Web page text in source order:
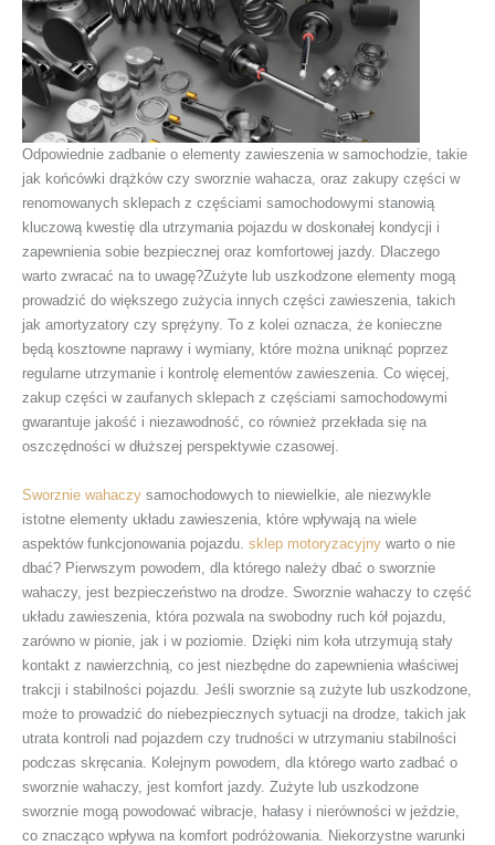
Odpowiednie zadbanie o elementy zawieszenia w samochodzie, takie
jak końcówki drążków czy sworznie wahacza, oraz zakupy części w
renomowanych sklepach z częściami samochodowymi stanowią
kluczową kwestię dla utrzymania pojazdu w doskonałej kondycji i
zapewnienia sobie bezpiecznej oraz komfortowej jazdy. Dlaczego
warto zwracać na to uwagę?Zużyte lub uszkodzone elementy mogą
prowadzić do większego zużycia innych części zawieszenia, takich
jak amortyzatory czy sprężyny. To z kolei oznacza, że konieczne
będą kosztowne naprawy i wymiany, które można uniknąć poprzez
regularne utrzymanie i kontrolę elementów zawieszenia. Co więcej,
zakup części w zaufanych sklepach z częściami samochodowymi
gwarantuje jakość i niezawodność, co również przekłada się na
oszczędności w dłuższej perspektywie czasowej.
Sworznie wahaczy samochodowych to niewielkie, ale niezwykle
istotne elementy układu zawieszenia, które wpływają na wiele
aspektów funkcjonowania pojazdu. sklep motoryzacyjny warto o nie
dbać? Pierwszym powodem, dla którego należy dbać o sworznie
wahaczy, jest bezpieczeństwo na drodze. Sworznie wahaczy to część
układu zawieszenia, która pozwala na swobodny ruch kół pojazdu,
zarówno w pionie, jak i w poziomie. Dzięki nim koła utrzymują stały
kontakt z nawierzchnią, co jest niezbędne do zapewnienia właściwej
trakcji i stabilności pojazdu. Jeśli sworznie są zużyte lub uszkodzone,
może to prowadzić do niebezpiecznych sytuacji na drodze, takich jak
utrata kontroli nad pojazdem czy trudności w utrzymaniu stabilności
podczas skręcania. Kolejnym powodem, dla którego warto zadbać o
sworznie wahaczy, jest komfort jazdy. Zużyte lub uszkodzone
sworznie mogą powodować wibracje, hałasy i nierówności w jeździe,
co znacząco wpływa na komfort podróżowania. Niekorzystne warunki